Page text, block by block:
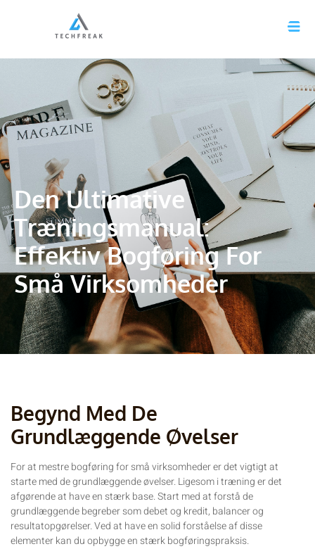
Den Ultimative
Træningsmanual:
Effektiv Bogføring For
Små Virksomheder
Begynd Med De
Grundlæggende Øvelser
For at mestre bogføring for små virksomheder er det vigtigt at
starte med de grundlæggende øvelser. Ligesom i træning er det
afgørende at have en stærk base. Start med at forstå de
grundlæggende begreber som debet og kredit, balancer og
resultatopgørelser. Ved at have en solid forståelse af disse
elementer kan du opbygge en stærk bogføringspraksis.